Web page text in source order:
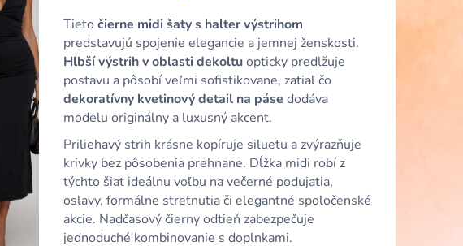
Tieto čierne midi šaty s halter výstrihom
predstavujú spojenie elegancie a jemnej ženskosti.
Hlbší výstrih v oblasti dekoltuopticky predlžuje
postavu a pôsobí veľmi sofistikovane, zatiaľ čo
dekoratívny kvetinový detail na páse dodáva
modelu originálny a luxusný akcent.
Priliehavý strih krásne kopíruje siluetu a zvýrazňuje
krivky bez pôsobenia prehnane. Dĺžka midi robí z
týchto šiat ideálnu voľbu na večerné podujatia,
oslavy, formálne stretnutia či elegantné spoločenské
akcie. Nadčasový čierny odtieň zabezpečuje
jednoduché kombinovanie s doplnkami.
Nasledujúce
KRÁTKE SVETLORUŽOVÉ VOLÁNOVÉ
ŠATY S DRAPOVANÝM VÝSTRIHOM
39,90 €